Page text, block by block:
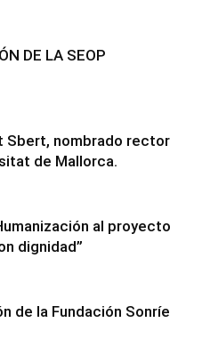
DE LA SEOP
Sbert, nombrado rector
de Mallorca.
al proyecto
dignidad”
de la Fundación Sonríe